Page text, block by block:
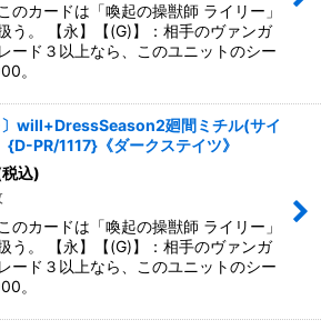
のカードは「喚起の操獣師 ライリー」
う。 【永】【(G)】：相手のヴァンガ
ード３以上なら、このユニットのシー
。
〕will+DressSeason2廻間ミチル(サイ
{D-PR/1117}《ダークステイツ》
込)
のカードは「喚起の操獣師 ライリー」
う。 【永】【(G)】：相手のヴァンガ
ード３以上なら、このユニットのシー
。